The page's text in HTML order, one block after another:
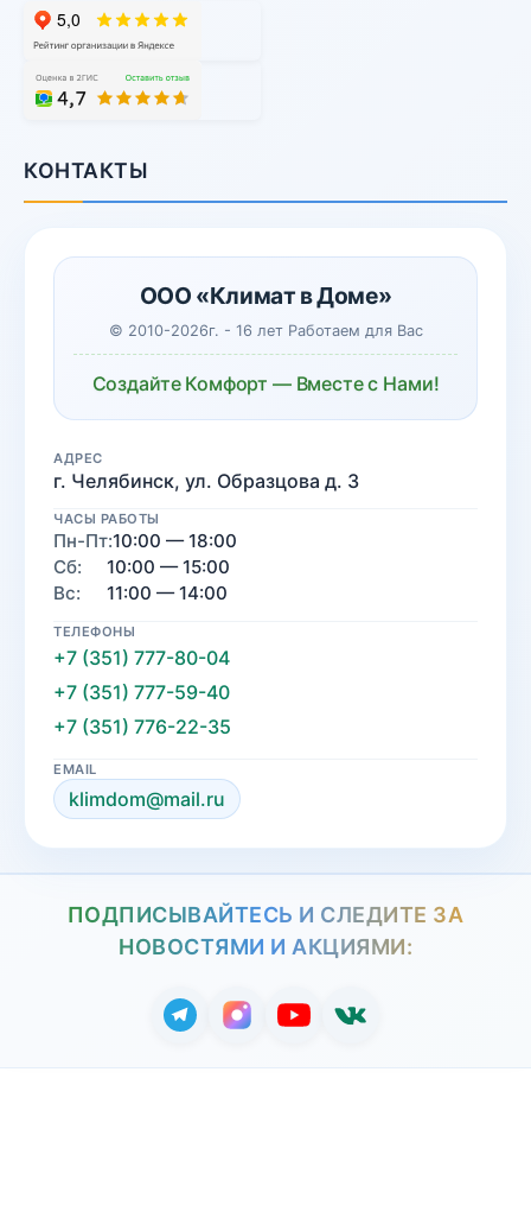
КОНТАКТЫ
ООО «Климат в Доме»
© 2010-2026г. - 16 лет Работаем для Вас
Создайте Комфорт — Вместе с Нами!
АДРЕС
г. Челябинск, ул. Образцова д. 3
ЧАСЫ РАБОТЫ
Пн-Пт:10:00 — 18:00
Сб:
10:00 — 15:00
Вс:
11:00 — 14:00
ТЕЛЕФОНЫ
+7 (351) 777-80-04
+7 (351) 777-59-40
+7 (351) 776-22-35
EMAIL
klimdom@mail.ru
ПОДПИСЫВАЙТЕСЬ И СЛЕДИТЕ ЗА
НОВОСТЯМИ И АКЦИЯМИ: